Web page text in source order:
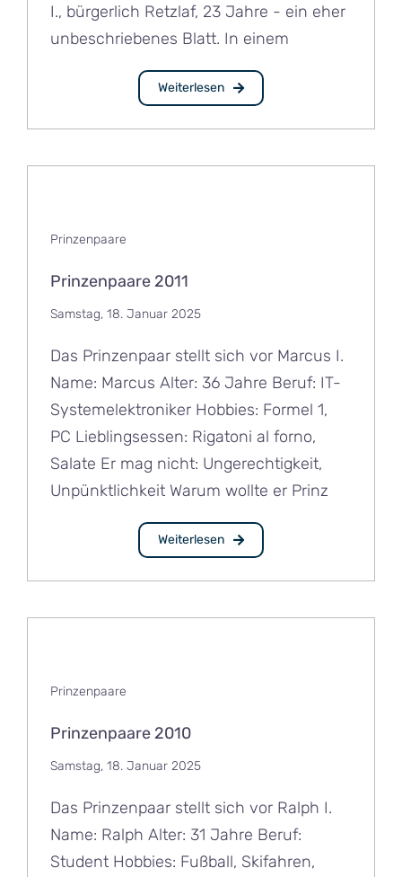
I., bürgerlich Retzlaf, 23 Jahre - ein eher
unbeschriebenes Blatt. In einem
Weiterlesen
Prinzenpaare
Prinzenpaare 2011
Samstag, 18. Januar 2025
Das Prinzenpaar stellt sich vor Marcus I.
Name: Marcus Alter: 36 Jahre Beruf: IT-
Systemelektroniker Hobbies: Formel 1,
PC Lieblingsessen: Rigatoni al forno,
Salate Er mag nicht: Ungerechtigkeit,
Unpünktlichkeit Warum wollte er Prinz
Weiterlesen
Prinzenpaare
Prinzenpaare 2010
Samstag, 18. Januar 2025
Das Prinzenpaar stellt sich vor Ralph I.
Name: Ralph Alter: 31 Jahre Beruf:
Student Hobbies: Fußball, Skifahren,